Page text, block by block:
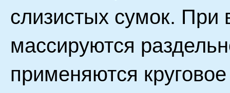
слизистых сумок. При
массируются
применяются